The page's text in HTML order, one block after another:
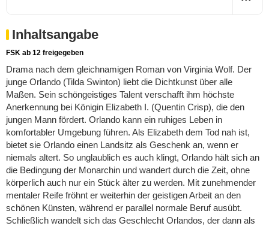
Inhaltsangabe
FSK ab 12 freigegeben
Drama nach dem gleichnamigen Roman von Virginia Wolf. Der
junge Orlando (Tilda Swinton) liebt die Dichtkunst über alle
Maßen. Sein schöngeistiges Talent verschafft ihm höchste
Anerkennung bei Königin Elizabeth I. (Quentin Crisp), die den
jungen Mann fördert. Orlando kann ein ruhiges Leben in
komfortabler Umgebung führen. Als Elizabeth dem Tod nah ist,
bietet sie Orlando einen Landsitz als Geschenk an, wenn er
niemals altert. So unglaublich es auch klingt, Orlando hält sich an
die Bedingung der Monarchin und wandert durch die Zeit, ohne
körperlich auch nur ein Stück älter zu werden. Mit zunehmender
mentaler Reife fröhnt er weiterhin der geistigen Arbeit an den
schönen Künsten, während er parallel normale Beruf ausübt.
Schließlich wandelt sich das Geschlecht Orlandos, der dann als